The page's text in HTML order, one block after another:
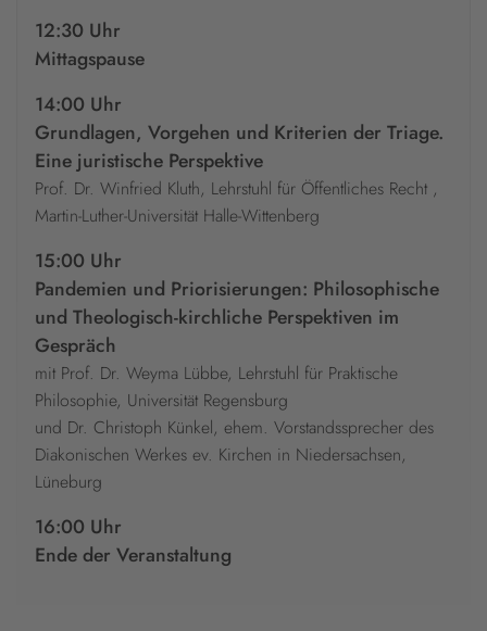
12:30 Uhr
Mittagspause
14:00 Uhr
Grundlagen, Vorgehen und Kriterien der Triage.
Eine juristische Perspektive
Prof. Dr. Winfried Kluth, Lehrstuhl für Öffentliches Recht ,
Martin-Luther-Universität Halle-Wittenberg
15:00 Uhr
Pandemien und Priorisierungen: Philosophische
und Theologisch-kirchliche Perspektiven im
Gespräch
mit Prof. Dr. Weyma Lübbe, Lehrstuhl für Praktische
Philosophie, Universität Regensburg
und Dr. Christoph Künkel, ehem. Vorstandssprecher des
Diakonischen Werkes ev. Kirchen in Niedersachsen,
Lüneburg
16:00 Uhr
Ende der Veranstaltung